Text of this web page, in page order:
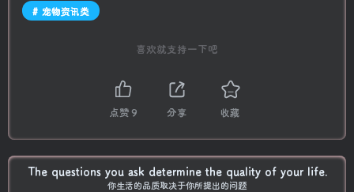
# 宠物资讯类
喜欢就支持一下吧
点赞 9 分享 收藏
The questions you ask determine the quality of your life.
你生活的品质取决于你所提出的问题